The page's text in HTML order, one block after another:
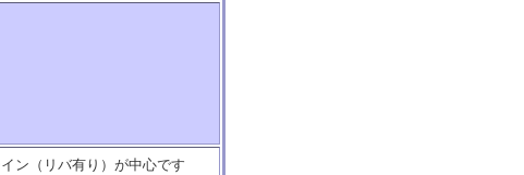
ン（リバ有り）が中心です